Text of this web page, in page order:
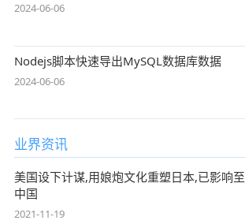
2024-06-06
Nodejs脚本快速导出MySQL数据库数据
2024-06-06
业界资讯
美国设下计谋,用娘炮文化重塑日本,已影响至
中国
2021-11-19